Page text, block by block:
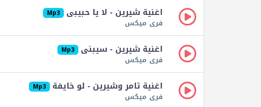
اغنية شيرين - لا يا حبيبى Mp3
فرى ميكس
اغنية شيرين - سيبنى Mp3
فرى ميكس
اغنية تامر وشيرين - لو خايفة Mp3
فرى ميكس